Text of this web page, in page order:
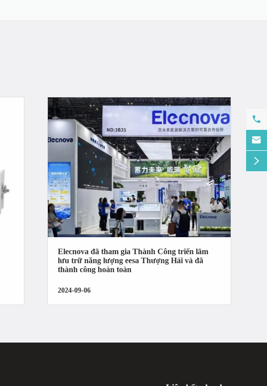
Elecnova đã tham gia Thành Công triển lãm
lưu trữ năng lượng eesa Thượng Hải và đã
thành công hoàn toàn
2024-09-06


